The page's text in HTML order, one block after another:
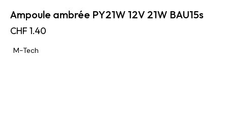
Ampoule ambrée PY21W 12V 21W BAU15s
CHF 1.40
M-Tech